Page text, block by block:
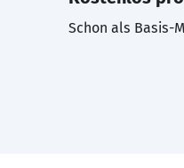
Schon als Basis-